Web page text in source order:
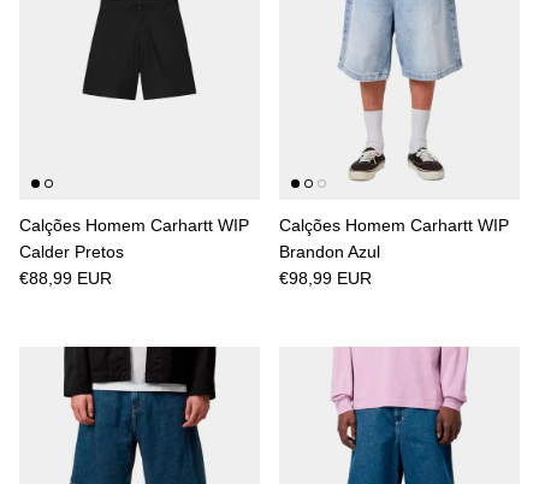
Calções Homem Carhartt WIP
Calder Pretos
€88,99 EUR
Calções Homem Carhartt WIP
Brandon Azul
€98,99 EUR